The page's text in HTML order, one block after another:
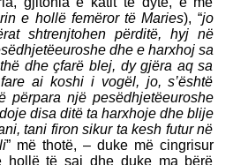
e hollë femëror të Maries), “jo
shtrenjtohen përditë, hyj në
dhe e harxhoj sa
dhe çfarë blej, dy gjëra aq sa
ai koshi i vogël, jo, s’është
përpara një pesëdhjetëeuroshe
disa ditë ta harxhoje dhe blije
tani firon sikur ta kesh futur në
” më thotë, – duke më cingrisur
hollë të saj dhe duke ma bërë